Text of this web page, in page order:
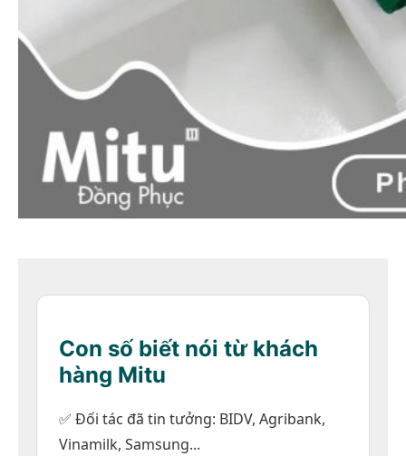
Con số biết nói từ khách
hàng Mitu
✅ Đối tác đã tin tưởng: BIDV, Agribank,
Vinamilk, Samsung...